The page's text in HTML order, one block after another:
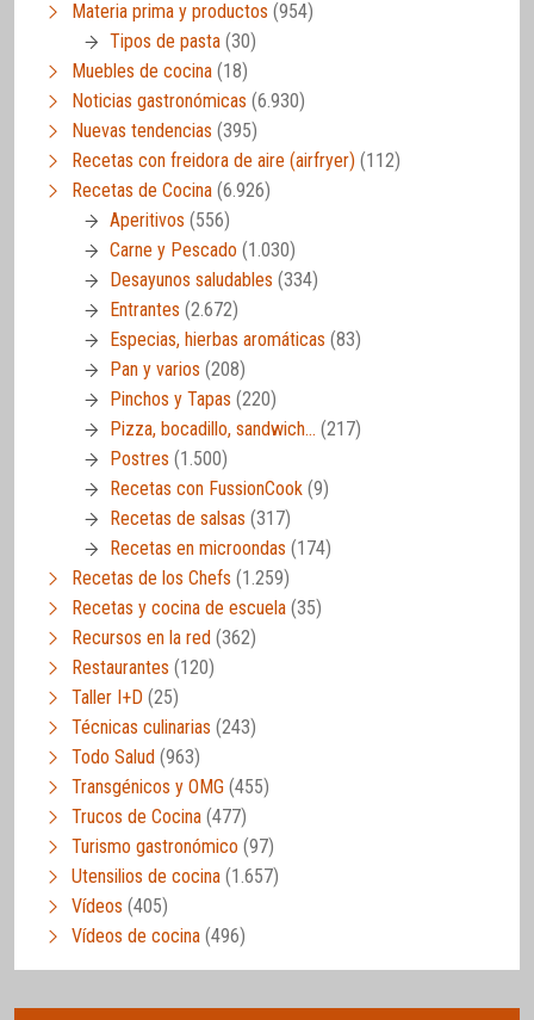
Materia prima y productos (954)
Tipos de pasta (30)
Muebles de cocina (18)
Noticias gastronómicas (6.930)
Nuevas tendencias (395)
Recetas con freidora de aire (airfryer) (112)
Recetas de Cocina (6.926)
Aperitivos (556)
Carne y Pescado (1.030)
Desayunos saludables (334)
Entrantes (2.672)
Especias, hierbas aromáticas (83)
Pan y varios (208)
Pinchos y Tapas (220)
Pizza, bocadillo, sandwich… (217)
Postres (1.500)
Recetas con FussionCook (9)
Recetas de salsas (317)
Recetas en microondas (174)
Recetas de los Chefs (1.259)
Recetas y cocina de escuela (35)
Recursos en la red (362)
Restaurantes (120)
Taller I+D (25)
Técnicas culinarias (243)
Todo Salud (963)
Transgénicos y OMG (455)
Trucos de Cocina (477)
Turismo gastronómico (97)
Utensilios de cocina (1.657)
Vídeos (405)
Vídeos de cocina (496)